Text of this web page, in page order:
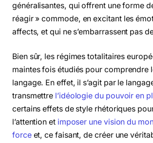
généralisantes, qui offrent une forme
réagir » commode, en excitant les
affects, et qui ne s’embarrassent pas
Bien sûr, les régimes totalitaires
maintes fois étudiés pour comprendre
langage. En effet, il s’agit par le
transmettre l’idéologie du pouvoir en
certains effets de style rhétoriques
l’attention et imposer une vision du
forceet, ce faisant, de créer une